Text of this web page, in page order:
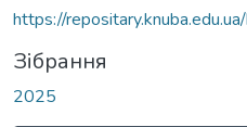
https://
Зібрання
2025